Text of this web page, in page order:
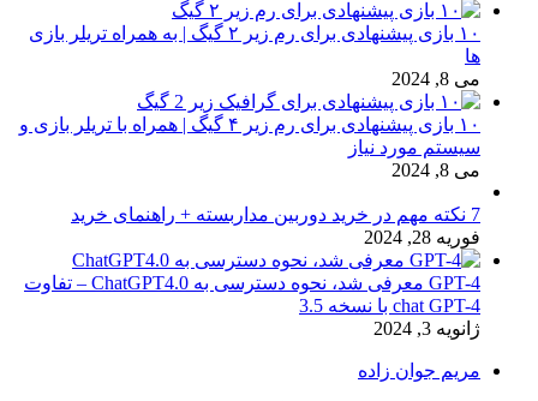
۱۰ بازی پیشنهادی برای رم زیر ۲ گیگ | به همراه تریلر بازی
ها
می 8, 2024
۱۰ بازی پیشنهادی برای رم زیر ۴ گیگ | همراه با تریلر بازی و
سیستم مورد نیاز
می 8, 2024
7 نکته مهم در خرید دوربین مداربسته + راهنمای خرید
فوریه 28, 2024
GPT-4 معرفی شد، نحوه دسترسی به ChatGPT4.0 – تفاوت
chat GPT-4 با نسخه 3.5
ژانویه 3, 2024
مریم جوان زاده